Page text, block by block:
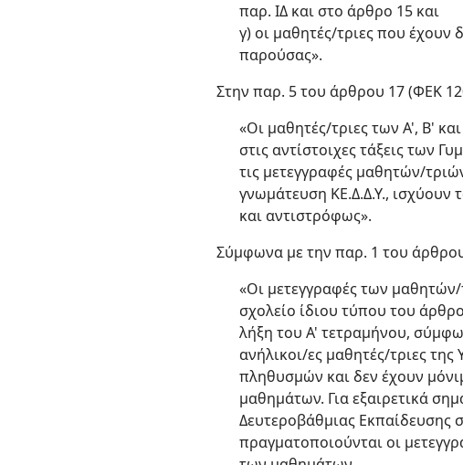
παρ. ΙΔ και στο άρθρο 15 και
γ) οι μαθητές/τριες που
παρούσας».
Στην παρ. 5 του άρθρου 17 (ΦΕΚ
«Οι μαθητές/τριες των Α', Β'
στις αντίστοιχες τάξεις των
τις μετεγγραφές μαθητών/
γνωμάτευση ΚΕ.Δ.Δ.Υ., ισχύουν
και αντιστρόφως».
Σύμφωνα με την παρ. 1 του
«Οι μετεγγραφές των
σχολείο ίδιου τύπου του
λήξη του Α' τετραμήνου,
ανήλικοι/ες μαθητές/τριες
πληθυσμών και δεν έχουν
μαθημάτων. Για εξαιρετικά
Δευτεροβάθμιας Εκπαίδευσης
πραγματοποιούνται οι